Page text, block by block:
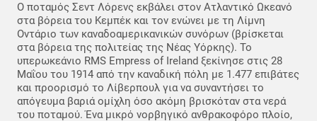
Ο ποταμός Σεντ Λόρενς εκβάλει στον Ατλαντικό Ωκεανό
στα βόρεια του Κεμπέκ και τον ενώνει με τη Λίμνη
Οντάριο των καναδοαμερικανικών συνόρων (βρίσκεται
στα βόρεια της πολιτείας της Νέας Υόρκης). Το
υπερωκεάνιο RMS Empress of Ireland ξεκίνησε στις 28
Μαΐου του 1914 από την καναδική πόλη με 1.477 επιβάτες
και προορισμό το Λίβερπουλ για να συναντήσει το
απόγευμα βαριά ομίχλη όσο ακόμη βρισκόταν στα νερά
του ποταμού. Ένα μικρό νορβηγικό ανθρακοφόρο πλοίο,